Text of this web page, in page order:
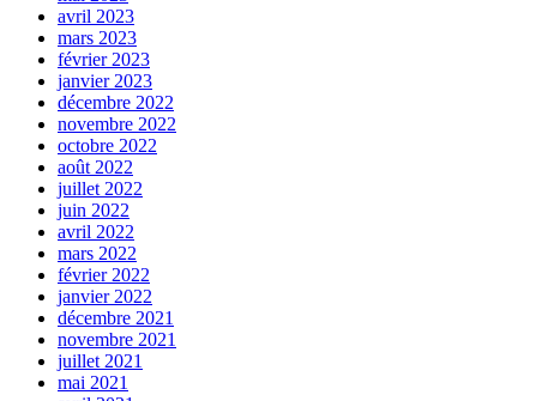
avril 2023
mars 2023
février 2023
janvier 2023
décembre 2022
novembre 2022
octobre 2022
août 2022
juillet 2022
juin 2022
avril 2022
mars 2022
février 2022
janvier 2022
décembre 2021
novembre 2021
juillet 2021
mai 2021